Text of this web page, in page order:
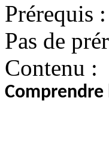
Prérequis :
Pas de
Contenu :
Comprendre